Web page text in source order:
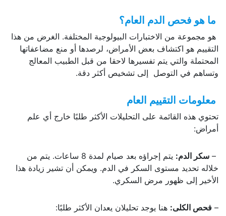
ما هو فحص الدم العام؟
هو مجموعة من الاختبارات البيولوجية المختلفة. الغرض من هذا
التقييم هو اكتشاف بعض الأمراض، لرصدها أو منع مضاعفاتها
المحتملة والتي يتم تفسيرها لاحقا من قبل الطبيب المعالج
وتساهم في التوصل إلى تشخيص أكثر دقة.
معلومات التقييم العام
تحتوي هذه القائمة على التحليلات الأكثر طلبًا خارج أي علم
أمراض:
– سكر الدم:
يتم إجراؤه بعد صيام لمدة 8 ساعات. يتم من
خلاله تحديد مستوى السكر في الدم. ويمكن أن تشير زيادة هذا
الأخير إلى ظهور مرض السكري.
– فحص الكلى: هنا يوجد تحليلان يعدان الأكثر طلبًا: